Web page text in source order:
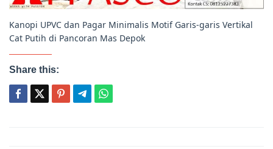
Kanopi UPVC dan Pagar Minimalis Motif Garis-garis Vertikal
Cat Putih di Pancoran Mas Depok
Share this: